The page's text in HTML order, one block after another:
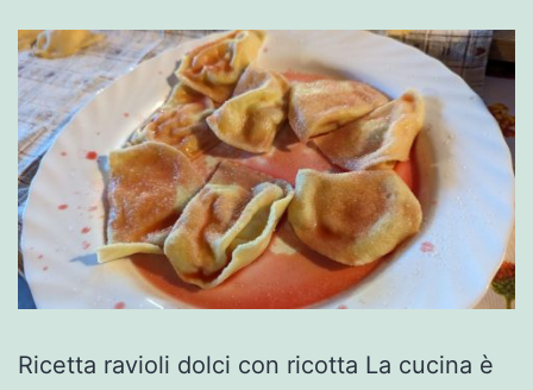
Ricetta ravioli dolci con ricotta La cucina è